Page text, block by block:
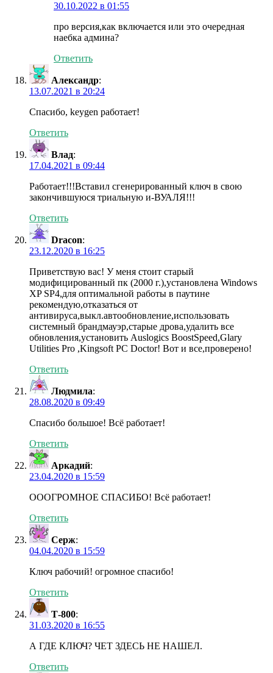
30.10.2022 в 01:55
про версия,как включается или это очередная
наебка админа?
Ответить
Александр:
13.07.2021 в 20:24
Спасибо, keygen работает!
Ответить
Влад:
17.04.2021 в 09:44
Работает!!!Вставил сгенерированный ключ в свою
закончившуюся триальную и-ВУАЛЯ!!!
Ответить
Dracon:
23.12.2020 в 16:25
Приветствую вас! У меня стоит старый
модифицированный пк (2000 г.),установлена Windows
XP SP4,для оптимальной работы в паутине
рекомендую,отказаться от
антивируса,выкл.автообновление,использовать
системный брандмауэр,старые дрова,удалить все
обновления,установить Auslogics BoostSpeed,Glary
Utilities Pro ,Kingsoft PC Doctor! Вот и все,проверено!
Ответить
Людмила:
28.08.2020 в 09:49
Спасибо большое! Всё работает!
Ответить
Аркадий:
23.04.2020 в 15:59
ОООГРОМНОЕ СПАСИБО! Всё работает!
Ответить
Серж:
04.04.2020 в 15:59
Ключ рабочий! огромное спасибо!
Ответить
Т-800:
31.03.2020 в 16:55
А ГДЕ КЛЮЧ? ЧЕТ ЗДЕСЬ НЕ НАШЕЛ.
Ответить